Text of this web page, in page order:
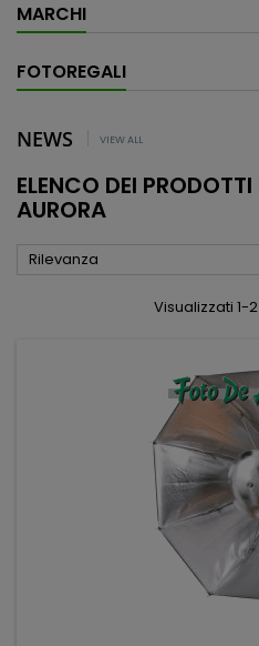
MARCHI
FOTOREGALI
NEWS VIEW ALL
ELENCO DEI
AURORA
Rilevanza
Visualizzati 1-